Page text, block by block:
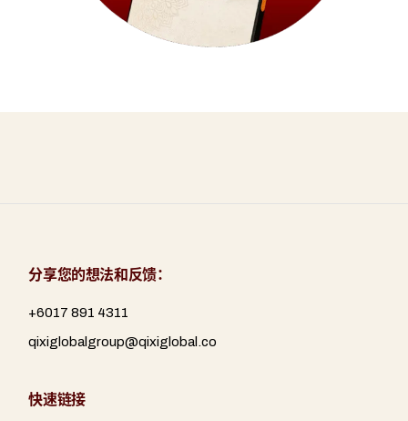
分享您的想法和反馈：
+6017 891 4311
qixiglobalgroup@qixiglobal.co
快速链接